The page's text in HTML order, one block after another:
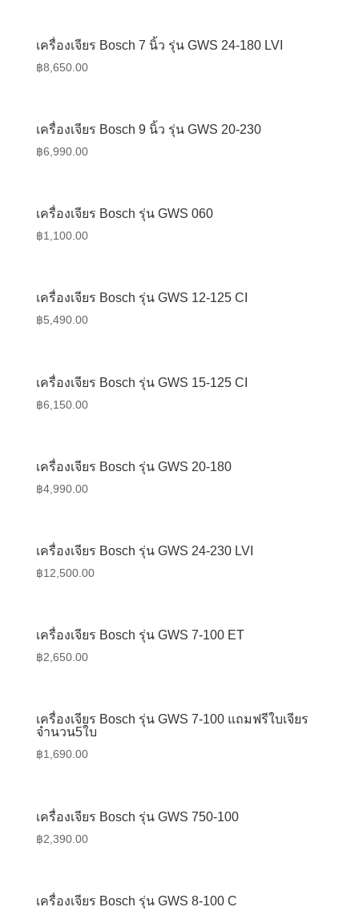
เครื่องเจียร Bosch 7 นิ้ว รุ่น GWS 24-180 LVI
฿8,650.00
เครื่องเจียร Bosch 9 นิ้ว รุ่น GWS 20-230
฿6,990.00
เครื่องเจียร Bosch รุ่น GWS 060
฿1,100.00
เครื่องเจียร Bosch รุ่น GWS 12-125 CI
฿5,490.00
เครื่องเจียร Bosch รุ่น GWS 15-125 CI
฿6,150.00
เครื่องเจียร Bosch รุ่น GWS 20-180
฿4,990.00
เครื่องเจียร Bosch รุ่น GWS 24-230 LVI
฿12,500.00
เครื่องเจียร Bosch รุ่น GWS 7-100 ET
฿2,650.00
เครื่องเจียร Bosch รุ่น GWS 7-100 แถมฟรีใบเจียร
จำนวน5ใบ
฿1,690.00
เครื่องเจียร Bosch รุ่น GWS 750-100
฿2,390.00
เครื่องเจียร Bosch รุ่น GWS 8-100 C